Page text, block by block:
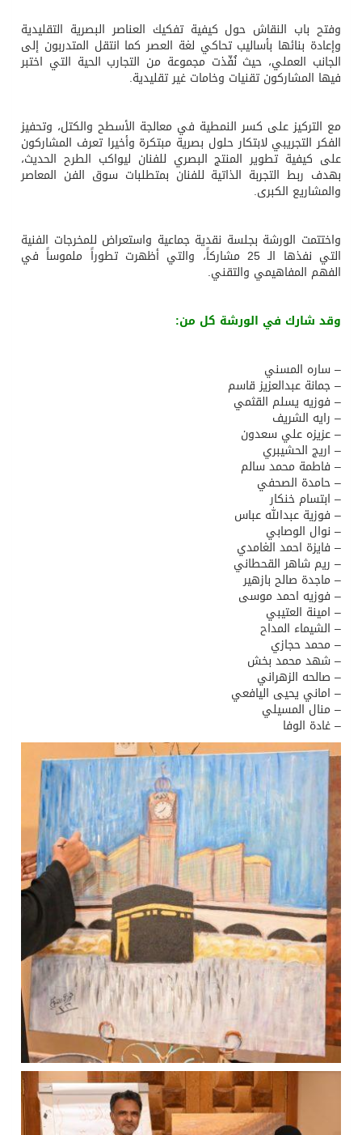
وفتح باب النقاش حول كيفية تفكيك العناصر البصرية التقليدية
وإعادة بنائها بأساليب تحاكي لغة العصر كما انتقل المتدربون إلى
الجانب العملي، حيث نُفّذت مجموعة من التجارب الحية التي اختبر
فيها المشاركون تقنيات وخامات غير تقليدية.
مع التركيز على كسر النمطية في معالجة الأسطح والكتل، وتحفيز
الفكر التجريبي لابتكار حلول بصرية مبتكرة وأخيرا تعرف المشاركون
على كيفية تطوير المنتج البصري للفنان ليواكب الطرح الحديث،
بهدف ربط التجربة الذاتية للفنان بمتطلبات سوق الفن المعاصر
والمشاريع الكبرى.
واختتمت الورشة بجلسة نقدية جماعية واستعراض للمخرجات الفنية
التي نفذها الـ 25 مشاركاً، والتي أظهرت تطوراً ملموساً في
الفهم المفاهيمي والتقني.
وقد شارك في الورشة كل من:
– ساره المسني
– جمانة عبدالعزيز قاسم
– فوزيه يسلم القثمي
– رايه الشريف
– عزيزه علي سعدون
– اريج الحشيبري
– فاطمة محمد سالم
– حامدة الصحفي
– ابتسام خنكار
– فوزية عبدالله عباس
– نوال الوصابي
– فايزة احمد الغامدي
– ريم شاهر القحطاني
– ماجدة صالح بازهير
– فوزيه احمد موسى
– ⁠امينة العتيبي
– الشيماء المداح
– محمد حجازي
– شهد محمد بخش
– صالحه الزهراني
– اماني يحيى اليافعي
– منال المسيلي
– غادة الوفا